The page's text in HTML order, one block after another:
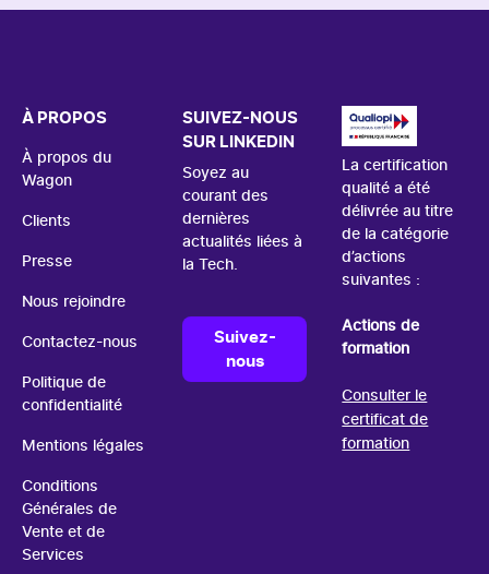
À PROPOS
À propos du
Wagon
Clients
Presse
Nous rejoindre
Contactez-nous
Politique de
confidentialité
Mentions légales
Conditions
Générales de
Vente et de
Services
SUIVEZ-NOUS
SUR LINKEDIN
Soyez au
courant des
dernières
actualités liées à
la Tech.
Suivez-
nous
La certification
qualité a été
délivrée au titre
de la catégorie
d’actions
suivantes :
Actions de
formation
Consulter le
certificat de
formation